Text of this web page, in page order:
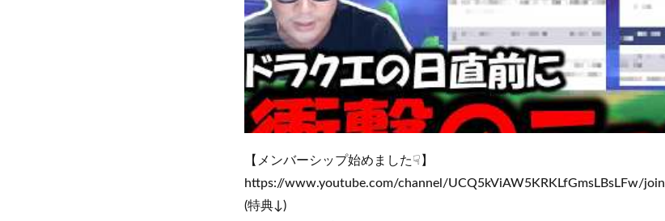
【メンバーシップ始めました☟】
https://www.youtube.com/channel/UCQ5kViAW5KRKLfGmsLBsLFw/join
(特典↓)